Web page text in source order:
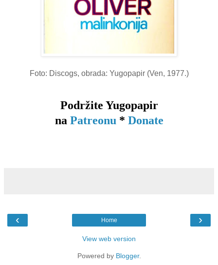
Foto: Discogs, obrada: Yugopapir (Ven, 1977.)
Podržite Yugopapir
na Patreonu * Donate
‹ ›
Home
View web version
Powered by Blogger.